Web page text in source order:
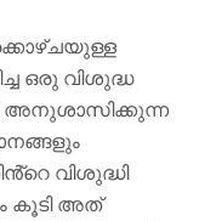
ഒരു വിശുദ്ധ
അനുശാസിക്കുന്ന
വിശുദ്ധി
കൂടി അത്